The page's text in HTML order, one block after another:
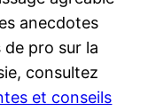
anecdotes
pro sur la
consultez
et conseils